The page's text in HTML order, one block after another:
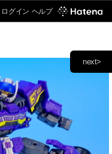
ログイン ヘルプ
next>